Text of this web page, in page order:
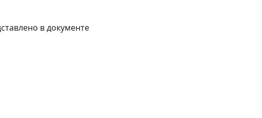
в документе